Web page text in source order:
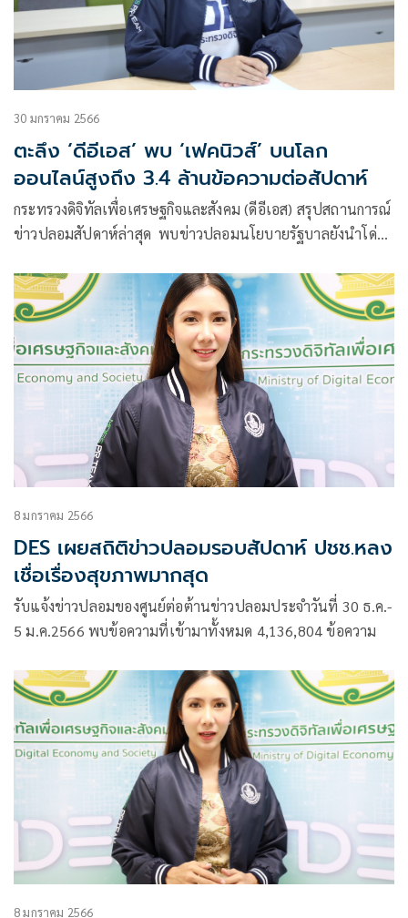
30 มกราคม 2566
ตะลึง ‘ดีอีเอส’ พบ ‘เฟคนิวส์’ บนโลก
ออนไลน์สูงถึง 3.4 ล้านข้อความต่อสัปดาห์
กระทรวงดิจิทัลเพื่อเศรษฐกิจและสังคม (ดีอีเอส) สรุปสถานการณ์
ข่าวปลอมสัปดาห์ล่าสุด พบข่าวปลอมนโยบายรัฐบาลยังนำโด่ง
ตอบแทนผู้นำศาสนาอิสลามในจังหวัดชายแดนภาคใต้ ปีละ 893
ล้านบาท วอนอย่าหลงเชื่อ หยุดแชร์ หยุดส่งในโลกออนไลน์
8 มกราคม 2566
DES เผยสถิติข่าวปลอมรอบสัปดาห์ ปชช.หลง
เชื่อเรื่องสุขภาพมากสุด
รับแจ้งข่าวปลอมของศูนย์ต่อต้านข่าวปลอมประจำวันที่ 30 ธ.ค.-
5 ม.ค.2566 พบข้อความที่เข้ามาทั้งหมด 4,136,804 ข้อความ
8 มกราคม 2566